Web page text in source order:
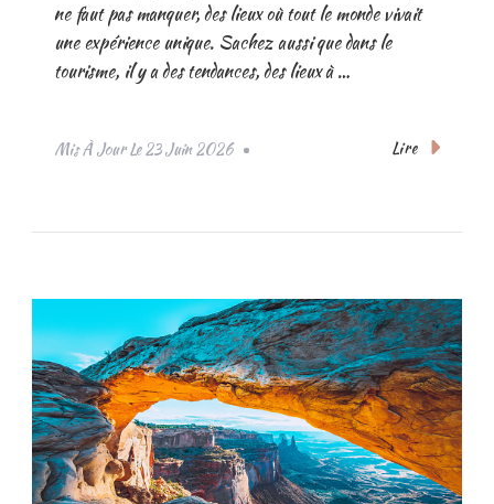
ne faut pas manquer, des lieux où tout le monde vivait
une expérience unique. Sachez aussi que dans le
tourisme, il y a des tendances, des lieux à …
Mis À Jour Le23 Juin 2026 Lire